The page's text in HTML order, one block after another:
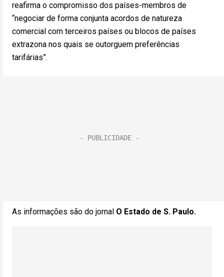
reafirma o compromisso dos países-membros de
“negociar de forma conjunta acordos de natureza
comercial com terceiros países ou blocos de países
extrazona nos quais se outorguem preferências
tarifárias”.
As informações são do jornal O Estado de S. Paulo.